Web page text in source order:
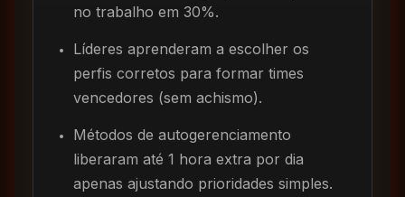
no trabalho em 30%.
Líderes aprenderam a escolher os
perfis corretos para formar times
vencedores (sem achismo).
Métodos de autogerenciamento
liberaram até 1 hora extra por dia
apenas ajustando prioridades simples.